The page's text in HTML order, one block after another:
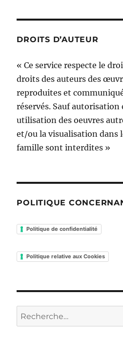
DROITS D’AUTEUR
« Ce service respecte le
droits des auteurs des
reproduites et
réservés. Sauf autorisation
utilisation des oeuvres
et/ou la visualisation dans
famille sont interdites »
POLITIQUE
Politique de confidentialité
Politique relative aux Cookies
Recherche
pour :